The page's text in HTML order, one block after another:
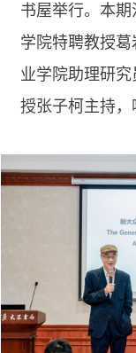
书屋举行。本
学院特聘教授
业学院助理研
授张子柯主持，